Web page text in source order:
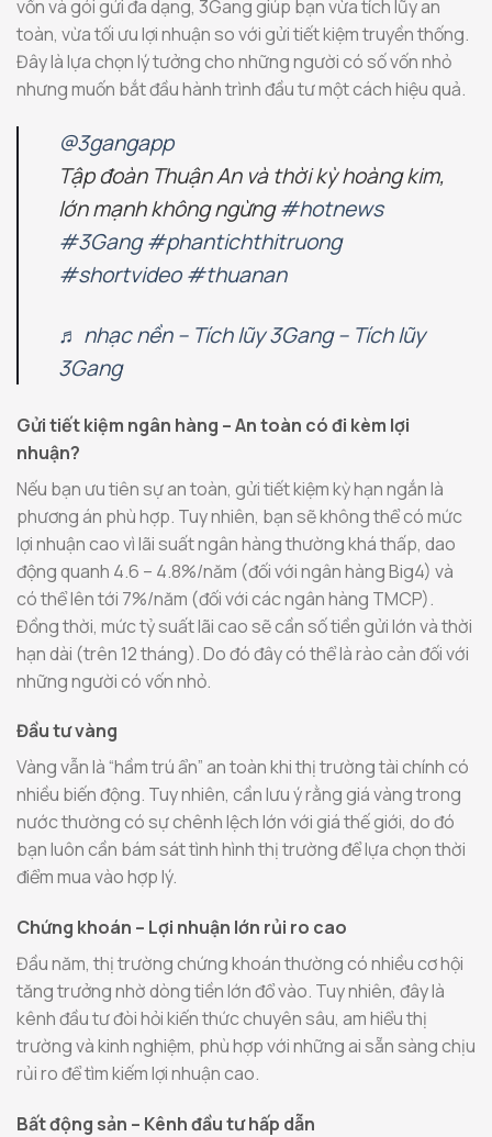
vốn và gói gửi đa dạng, 3Gang giúp bạn vừa tích lũy an
toàn, vừa tối ưu lợi nhuận so với gửi tiết kiệm truyền thống.
Đây là lựa chọn lý tưởng cho những người có số vốn nhỏ
nhưng muốn bắt đầu hành trình đầu tư một cách hiệu quả.
@3gangapp
Tập đoàn Thuận An và thời kỳ hoàng kim,
lớn mạnh không ngừng#hotnews
#3Gang #phantichthitruong
#shortvideo #thuanan
♬ nhạc nền – Tích lũy 3Gang – Tích lũy
3Gang
Gửi tiết kiệm ngân hàng – An toàn có đi kèm lợi
nhuận?
Nếu bạn ưu tiên sự an toàn, gửi tiết kiệm kỳ hạn ngắn là
phương án phù hợp. Tuy nhiên, bạn sẽ không thể có mức
lợi nhuận cao vì lãi suất ngân hàng thường khá thấp, dao
động quanh 4.6 – 4.8%/năm (đối với ngân hàng Big4) và
có thể lên tới 7%/năm (đối với các ngân hàng TMCP).
Đồng thời, mức tỷ suất lãi cao sẽ cần số tiền gửi lớn và thời
hạn dài (trên 12 tháng). Do đó đây có thể là rào cản đối với
những người có vốn nhỏ.
Đầu tư vàng
Vàng vẫn là “hầm trú ẩn” an toàn khi thị trường tài chính có
nhiều biến động. Tuy nhiên, cần lưu ý rằng giá vàng trong
nước thường có sự chênh lệch lớn với giá thế giới, do đó
bạn luôn cần bám sát tình hình thị trường để lựa chọn thời
điểm mua vào hợp lý.
Chứng khoán – Lợi nhuận lớn rủi ro cao
Đầu năm, thị trường chứng khoán thường có nhiều cơ hội
tăng trưởng nhờ dòng tiền lớn đổ vào. Tuy nhiên, đây là
kênh đầu tư đòi hỏi kiến thức chuyên sâu, am hiểu thị
trường và kinh nghiệm, phù hợp với những ai sẵn sàng chịu
rủi ro để tìm kiếm lợi nhuận cao.
Bất động sản – Kênh đầu tư hấp dẫn